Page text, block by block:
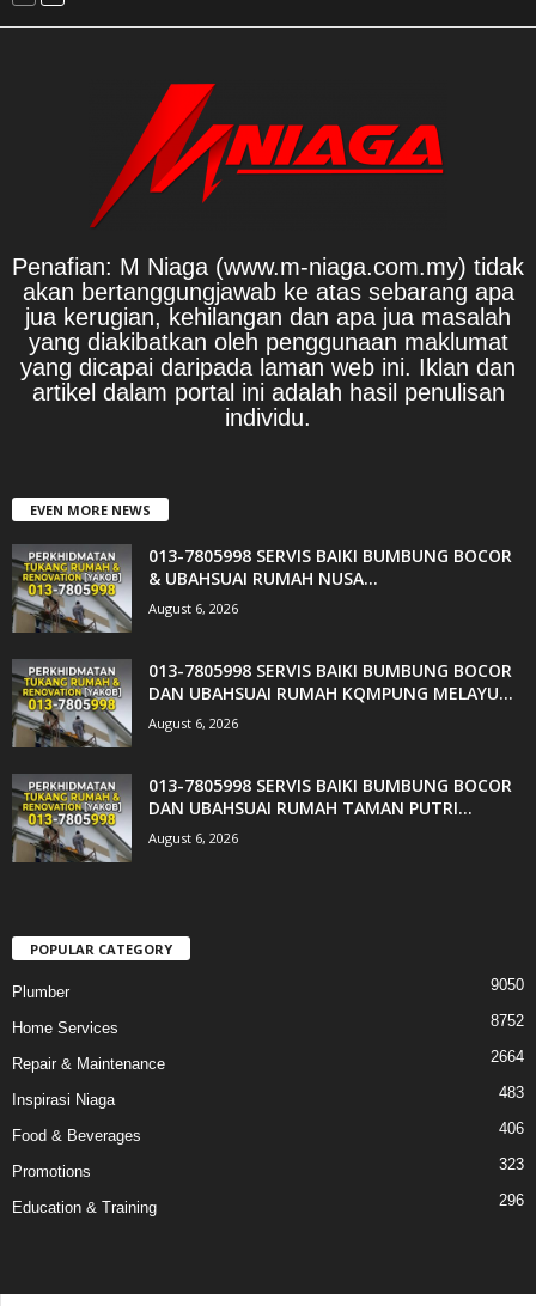
Penafian: M Niaga (www.m-niaga.com.my) tidak
akan bertanggungjawab ke atas sebarang apa
jua kerugian, kehilangan dan apa jua masalah
yang diakibatkan oleh penggunaan maklumat
yang dicapai daripada laman web ini. Iklan dan
artikel dalam portal ini adalah hasil penulisan
individu.
EVEN MORE NEWS
013-7805998 SERVIS BAIKI BUMBUNG BOCOR
& UBAHSUAI RUMAH NUSA...
August 6, 2026
013-7805998 SERVIS BAIKI BUMBUNG BOCOR
DAN UBAHSUAI RUMAH KQMPUNG MELAYU...
August 6, 2026
013-7805998 SERVIS BAIKI BUMBUNG BOCOR
DAN UBAHSUAI RUMAH TAMAN PUTRI...
August 6, 2026
POPULAR CATEGORY
Plumber 9050
Home Services 8752
Repair & Maintenance 2664
Inspirasi Niaga 483
Food & Beverages 406
Promotions 323
Education & Training 296